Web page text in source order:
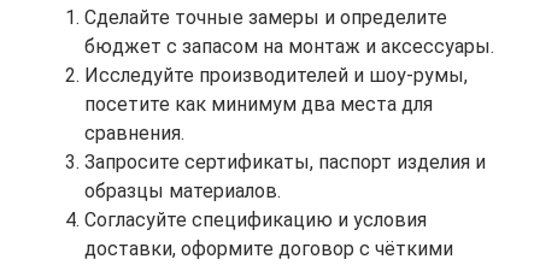
Сделайте точные замеры и определите
бюджет с запасом на монтаж и аксессуары.
Исследуйте производителей и шоу-румы,
посетите как минимум два места для
сравнения.
Запросите сертификаты, паспорт изделия и
образцы материалов.
Согласуйте спецификацию и условия
доставки, оформите договор с чёткими